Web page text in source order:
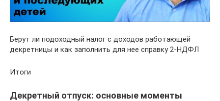
Берут ли подоходный налог с доходов работающей
декретницы и как заполнить для нее справку 2-НДФЛ
Итоги
Декретный отпуск: основные моменты